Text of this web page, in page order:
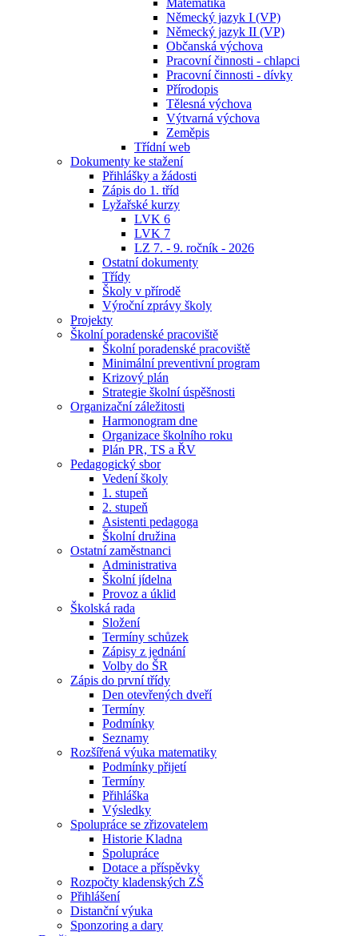
Matematika
Německý jazyk I (VP)
Německý jazyk II (VP)
Občanská výchova
Pracovní činnosti - chlapci
Pracovní činnosti - dívky
Přírodopis
Tělesná výchova
Výtvarná výchova
Zeměpis
Třídní web
Dokumenty ke stažení
Přihlášky a žádosti
Zápis do 1. tříd
Lyžařské kurzy
LVK 6
LVK 7
LZ 7. - 9. ročník - 2026
Ostatní dokumenty
Třídy
Školy v přírodě
Výroční zprávy školy
Projekty
Školní poradenské pracoviště
Školní poradenské pracoviště
Minimální preventivní program
Krizový plán
Strategie školní úspěšnosti
Organizační záležitosti
Harmonogram dne
Organizace školního roku
Plán PR, TS a ŘV
Pedagogický sbor
Vedení školy
1. stupeň
2. stupeň
Asistenti pedagoga
Školní družina
Ostatní zaměstnanci
Administrativa
Školní jídelna
Provoz a úklid
Školská rada
Složení
Termíny schůzek
Zápisy z jednání
Volby do ŠR
Zápis do první třídy
Den otevřených dveří
Termíny
Podmínky
Seznamy
Rozšířená výuka matematiky
Podmínky přijetí
Termíny
Přihláška
Výsledky
Spolupráce se zřizovatelem
Historie Kladna
Spolupráce
Dotace a příspěvky
Rozpočty kladenských ZŠ
Přihlášení
Distanční výuka
Sponzoring a dary